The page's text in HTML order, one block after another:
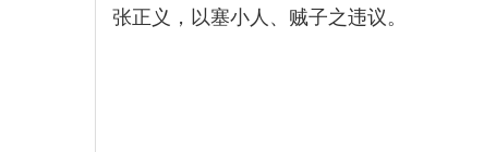
张正义，以塞小人、贼子之违议。